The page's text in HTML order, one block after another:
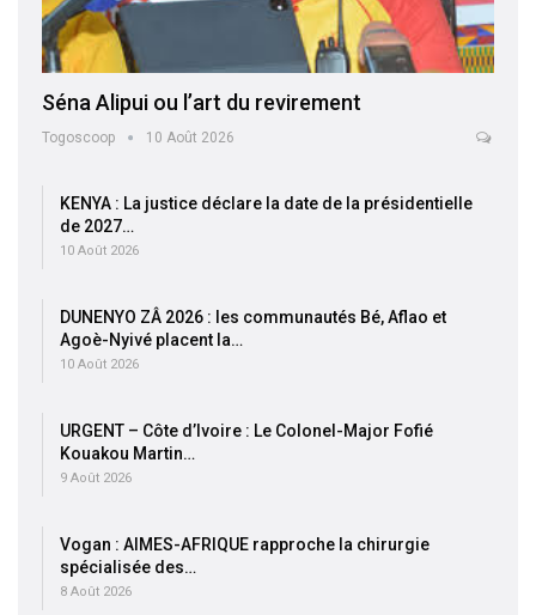
Séna Alipui ou l’art du revirement
Togoscoop 10 Août 2026
KENYA : La justice déclare la date de la présidentielle
de 2027…
10 Août 2026
DUNENYO ZÂ 2026 : les communautés Bé, Aflao et
Agoè-Nyivé placent la…
10 Août 2026
URGENT – Côte d’Ivoire : Le Colonel-Major Fofié
Kouakou Martin…
9 Août 2026
Vogan : AIMES-AFRIQUE rapproche la chirurgie
spécialisée des…
8 Août 2026